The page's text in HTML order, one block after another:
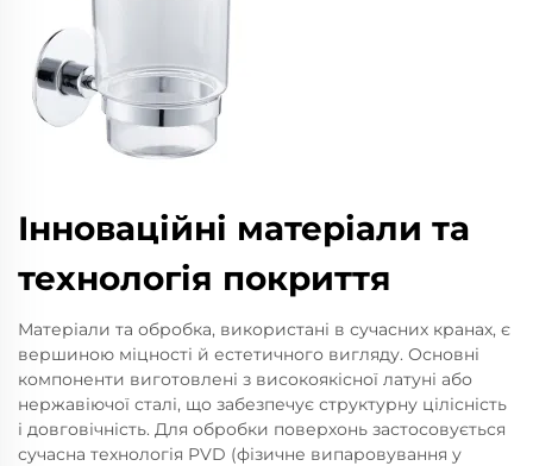
Інноваційні матеріали та
технологія покриття
Матеріали та обробка, використані в сучасних кранах, є
вершиною міцності й естетичного вигляду. Основні
компоненти виготовлені з високоякісної латуні або
нержавіючої сталі, що забезпечує структурну цілісність
і довговічність. Для обробки поверхонь застосовується
сучасна технологія PVD (фізичне випаровування у